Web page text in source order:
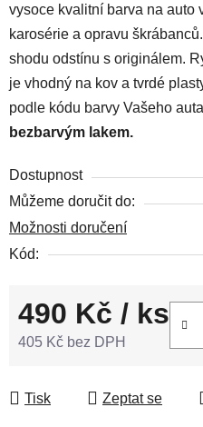
vysoce kvalitní barva na auto
karosérie a opravu
shodu odstínu s originálem.
je vhodný na kov a tvrdé
podle kódu barvy Vašeho
bezbarvým lakem.
Dostupnost
Můžeme doručit do:
Možnosti doručení
Kód:
490 Kč / ks
405 Kč bez DPH
Tisk Zeptat se